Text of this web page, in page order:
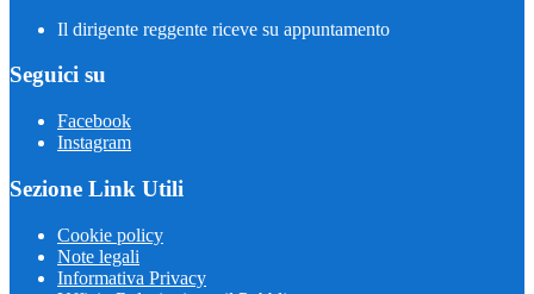
Il dirigente reggente riceve su appuntamento
Seguici su
Facebook
Instagram
Sezione Link Utili
Cookie policy
Note legali
Informativa Privacy